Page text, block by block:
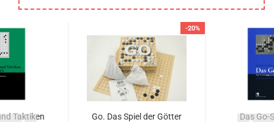
Taktiken
-20%
Go. Das Spiel der Götter
Das Go-